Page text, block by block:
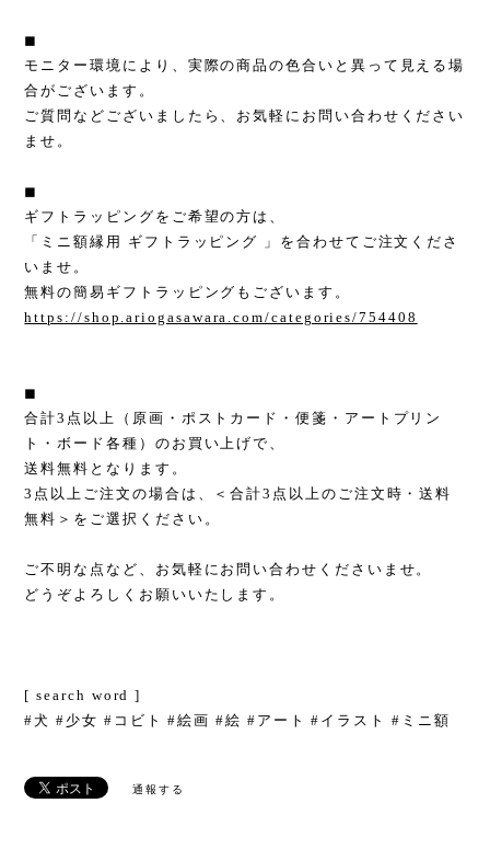
◼︎
モニター環境により、実際の商品の色合いと異って見える場
合がございます。
ご質問などございましたら、お気軽にお問い合わせください
ませ。
◼︎
ギフトラッピングをご希望の方は、
「ミニ額縁用 ギフトラッピング 」を合わせてご注文くださ
いませ。
無料の簡易ギフトラッピングもございます。
https://shop.ariogasawara.com/categories/754408
◼︎
合計3点以上（原画・ポストカード・便箋・アートプリン
ト・ボード各種）のお買い上げで、
送料無料となります。
3点以上ご注文の場合は、＜合計3点以上のご注文時・送料
無料＞をご選択ください。
ご不明な点など、お気軽にお問い合わせくださいませ。
どうぞよろしくお願いいたします。
[ search word ]
#犬 #少女 #コビト #絵画 #絵 #アート #イラスト #ミニ額
通報する